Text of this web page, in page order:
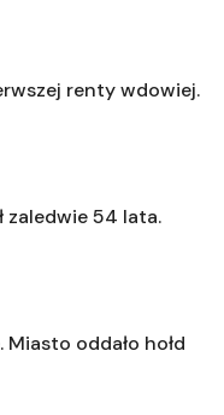
renty wdowiej.
zaledwie 54 lata.
oddało hołd